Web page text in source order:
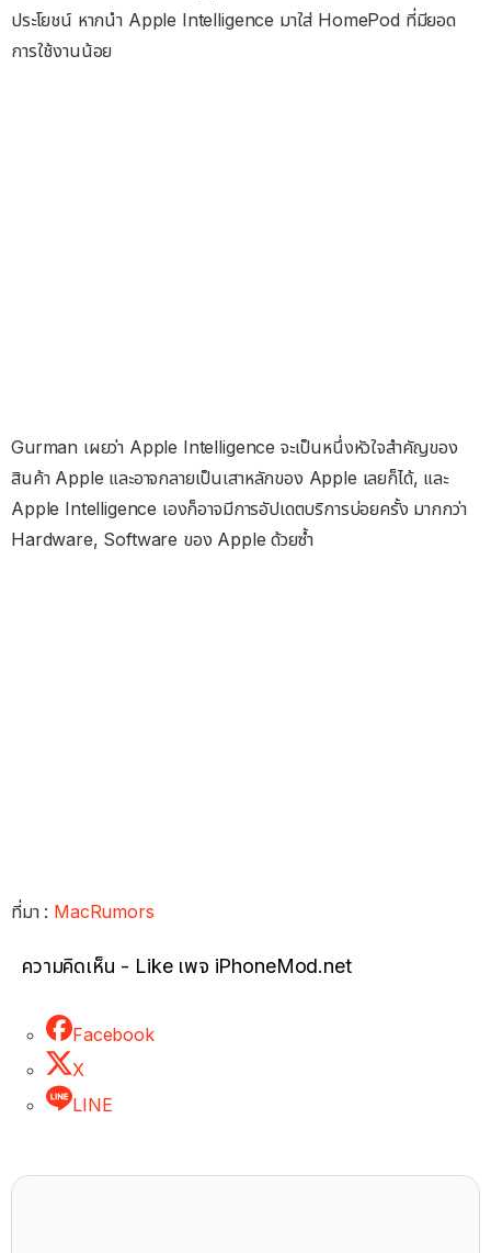
ประโยชน์ หากนำ Apple Intelligence มาใส่ HomePod ที่มียอด
การใช้งานน้อย
Gurman เผยว่า Apple Intelligence จะเป็นหนึ่งหัวใจสำคัญของ
สินค้า Apple และอาจกลายเป็นเสาหลักของ Apple เลยก็ได้, และ
Apple Intelligence เองก็อาจมีการอัปเดตบริการบ่อยครั้ง มากกว่า
Hardware, Software ของ Apple ด้วยซ้ำ
ที่มา : ​ MacRumors
ความคิดเห็น - Like เพจ iPhoneMod.net
Facebook
X
LINE